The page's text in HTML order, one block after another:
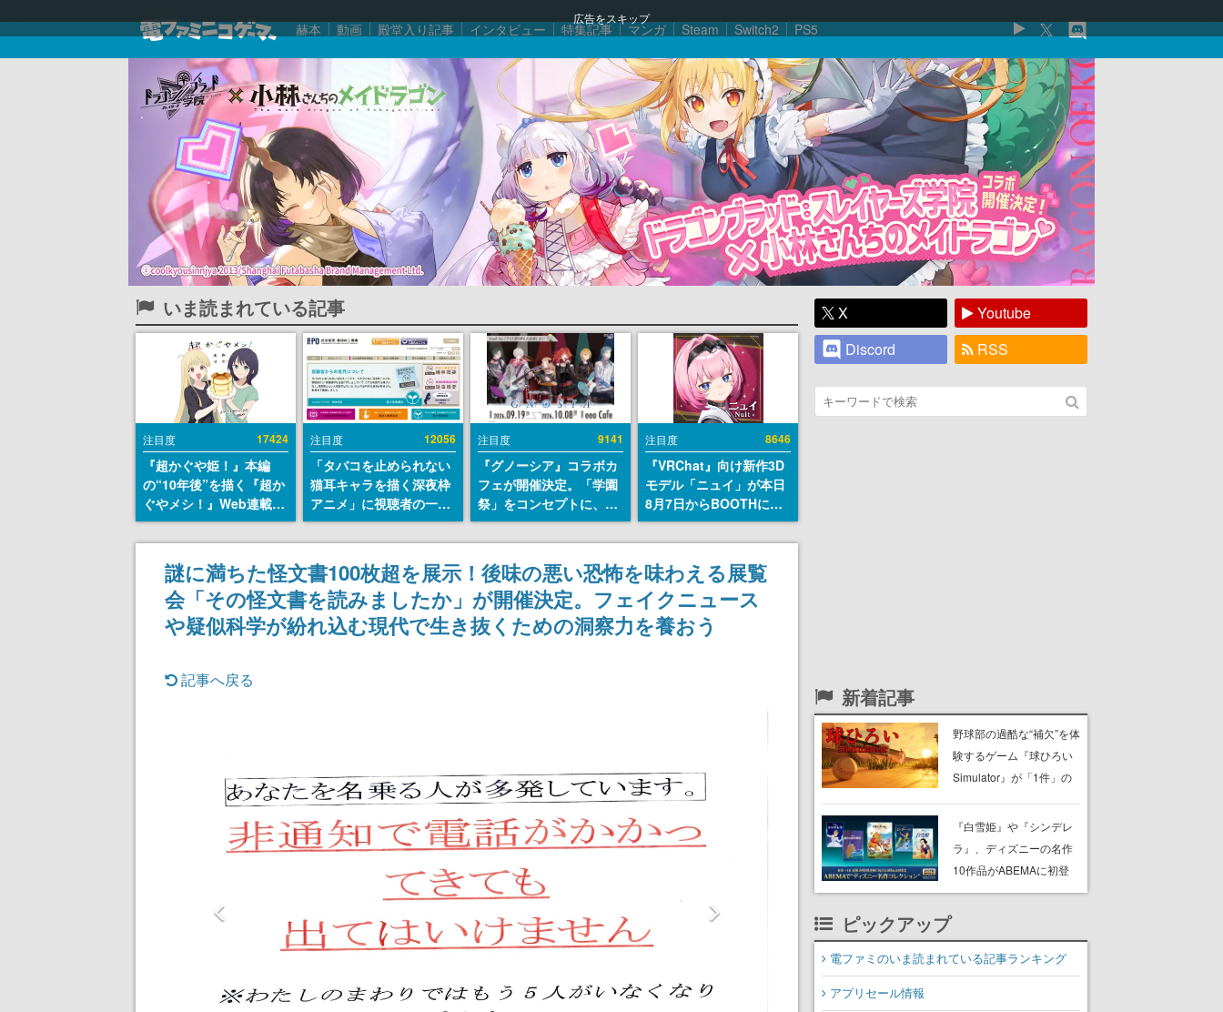
広告をスキップ
赫本 動画 殿堂入り記事 インタビュー 特集記事 マンガ Steam Switch2 PS5
いま読まれている記事
注目度 17424
『超かぐや姫！』本編
の“10年後”を描く『超か
ぐやメシ！』Web連載決
定。新たなWebマンガレ
ーベル「ビビビコミッ
ク」にて特別話が掲載ス
タート、あのお話には…
まだ続きがある！
注目度 12056
「タバコを止められない
猫耳キャラを描く深夜枠
アニメ」に視聴者の一部
から批判意見。違法薬物
の使用と思しき描写も含
めて、BPOが議論を交わ
す
注目度 9141
『グノーシア』コラボカ
フェが開催決定。「学園
祭」をコンセプトに、模
擬店やセツやSQ、ラキオ
たちが学祭バンドを楽し
む様子を切り取った新グ
ッズが展開
注目度 8646
『VRChat』向け新作3D
モデル「ニュイ」が本日
8月7日からBOOTHにて
発売。瞳に光る星や感情
豊かな表情が、小悪魔か
わいい
謎に満ちた怪文書100枚超を展示！後味の悪い恐怖を味わえる展覧
会「その怪文書を読みましたか」が開催決定。フェイクニュース
や疑似科学が紛れ込む現代で生き抜くための洞察力を養おう
記事へ戻る
X
Youtube
Discord
RSS
新着記事
野球部の過酷な“補欠”を体
験するゲーム『球ひろい
Simulator』が「1件」の
にチェコ語に対応しSNS
で話題に。『キングダ
ム・カム』開発元やチェ
『白雪姫』や『シンデレ
ラ』、ディズニーの名作
10作品がABEMAに初登
場。『101匹わんちゃ
ん』など、毎日1作品が午
後3時と夜8時に2回放送
ピックアップ
電ファミのいま読まれている記事ランキング
アプリセール情報